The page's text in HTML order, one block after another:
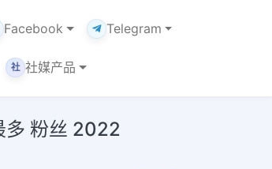
Facebook Telegram
社 社媒产品
多 粉丝 2022